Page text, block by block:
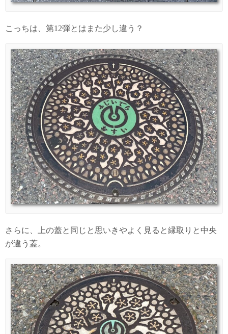
こっちは、第12弾とはまた少し違う？
さらに、上の蓋と同じと思いきやよく見ると縁取りと中央
が違う蓋。